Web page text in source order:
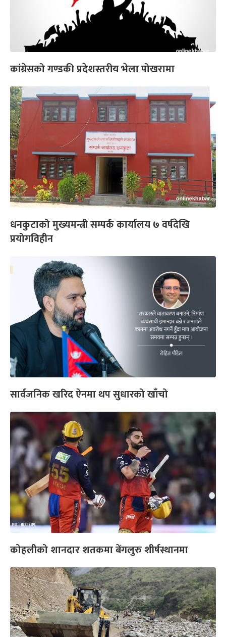
कांग्रेसको गण्डकी प्रदेशस्तरीय भेला पोखरामा
धनकुटाको मुख्यमन्त्री सम्पर्क कार्यालय ७ वर्षदेखि
प्रयोगविहीन
सार्वजनिक खरिद ऐनमा थप सुधारको खाँचो
कोहलीको शानदार शतकमा बेंगलुरु शीर्षस्थानमा